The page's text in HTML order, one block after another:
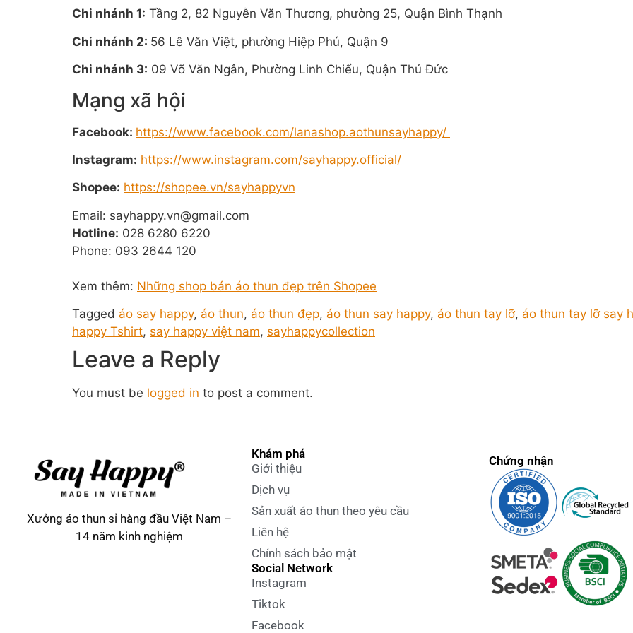
Chi nhánh 1: Tầng 2, 82 Nguyễn Văn Thương, phường 25, Quận Bình Thạnh
Chi nhánh 2: 56 Lê Văn Việt, phường Hiệp Phú, Quận 9
Chi nhánh 3: 09 Võ Văn Ngân, Phường Linh Chiểu, Quận Thủ Đức
Mạng xã hội
Facebook: https://www.facebook.com/lanashop.aothunsayhappy/
Instagram: https://www.instagram.com/sayhappy.official/
Shopee: https://shopee.vn/sayhappyvn
Email: sayhappy.vn@gmail.com
Hotline: 028 6280 6220
Phone: 093 2644 120
Xem thêm: Những shop bán áo thun đẹp trên Shopee
Tagged áo say happy, áo thun, áo thun đẹp, áo thun say happy, áo thun tay lỡ, áo thun tay lỡ say
happy Tshirt, say happy việt nam, sayhappycollection
Leave a Reply
You must be logged in to post a comment.
Xưởng áo thun sỉ hàng đầu Việt Nam –
14 năm kinh nghiệm
Khám phá
Giới thiệu
Dịch vụ
Sản xuất áo thun theo yêu cầu
Liên hệ
Chính sách bảo mật
Social Network
Instagram
Tiktok
Facebook
Chứng nhận